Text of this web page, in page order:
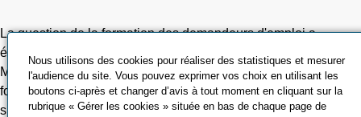
La question de la formation des demandeurs d'emploi a
également été abordée. Carole Marigault a notamment alerté la
Ministre sur la baisse significative des commandes de
formation observée ces derniers mois pour ce public. Une
situation qui peut créer un décalage entre les besoins exprimés
Nous utilisons des cookies pour réaliser des statistiques et mesurer
l'audience du site. Vous pouvez exprimer vos choix en utilisant les
boutons ci-après et changer d’avis à tout moment en cliquant sur la
rubrique « Gérer les cookies » située en bas de chaque page de